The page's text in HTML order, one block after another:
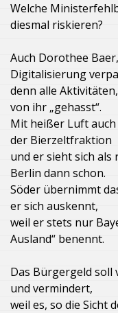
Welche
diesmal riskieren?
Auch Dorothee
Digitalisierung
denn alle
von ihr „gehasst“.
Mit heißer Luft
der Bierzeltfraktion
und er sieht sich
Berlin dann schon.
Söder übernimmt
er sich auskennt,
weil er stets nur
Ausland“ benennt.
Das Bürgergeld soll
und vermindert,
weil es, so die Sicht